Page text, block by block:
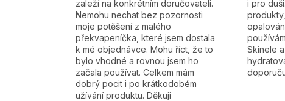
zaleží na konkrétním doručovateli.
Nemohu nechat bez pozornosti
moje potěšení z malého
překvapeníčka, které jsem dostala
k mé objednávce. Mohu říct, že to
bylo vhodné a rovnou jsem ho
začala používat. Celkem mám
dobrý pocit i po krátkodobém
užívání produktu. Děkuji
i pro
Skinele